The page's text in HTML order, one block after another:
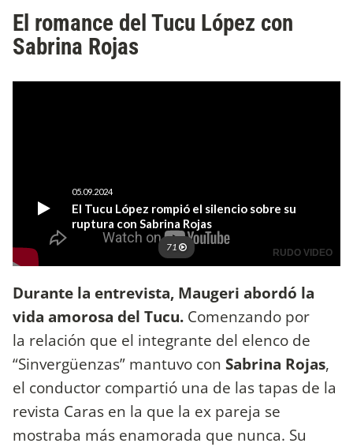
El romance del Tucu López con
Sabrina Rojas
Durante la entrevista, Maugeri abordó la
vida amorosa del Tucu. Comenzando por
la relación que el integrante del elenco de
“Sinvergüenzas” mantuvo con Sabrina Rojas,
el conductor compartió una de las tapas de la
revista Caras en la que la ex pareja se
mostraba más enamorada que nunca. Su